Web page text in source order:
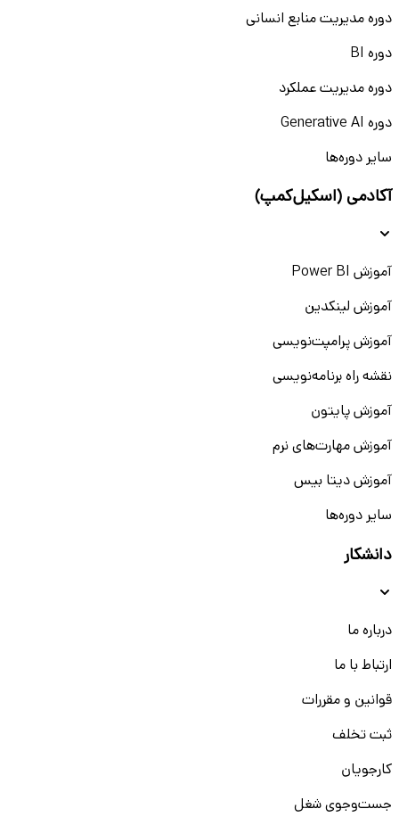
دوره مدیریت منابع انسانی
دوره BI
دوره مدیریت عملکرد
دوره Generative AI
سایر دوره‌ها
آکادمی (اسکیل‌کمپ)
آموزش Power BI
آموزش لینکدین
آموزش پرامپت‌نویسی
نقشه راه برنامه‌نویسی
آموزش پایتون
آموزش مهارت‌های نرم
آموزش دیتا بیس
سایر دوره‌ها
دانشکار
درباره ما
ارتباط با ما
قوانین و مقررات
ثبت تخلف
کارجویان
جست‌و‌جوی شغل